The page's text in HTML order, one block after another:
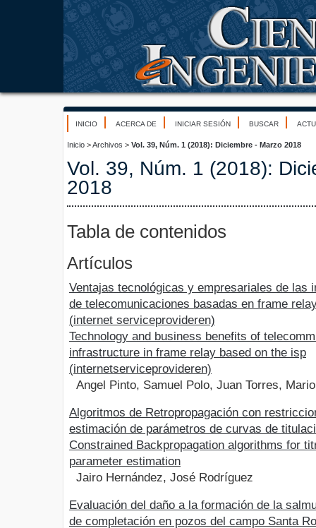
INICIO ACERCA DE INICIAR SESIÓN BUSCAR
Inicio >Archivos > Vol. 39, Núm. 1 (2018): Diciembre - Marzo 2018
Vol. 39, Núm. 1 (2018):
2018
Tabla de contenidos
Artículos
Ventajas tecnológicas y empresariales de las
de telecomunicaciones basadas en frame
(internet serviceprovideren)
Technology and business benefits of
infrastructure in frame relay based on the isp
(internetserviceprovideren)
Angel Pinto, Samuel Polo, Juan Torres,
Algoritmos de Retropropagación con
estimación de parámetros de curvas de
Constrained Backpropagation algorithms for
parameter estimation
Jairo Hernández, José Rodríguez
Evaluación del daño a la formación de la
de completación en pozos del campo Santa